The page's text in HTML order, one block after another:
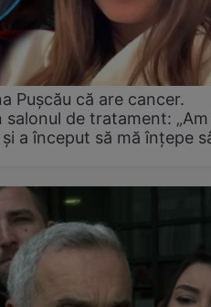
Pușcău că are cancer.
de tratament:
a început să mă înțepe